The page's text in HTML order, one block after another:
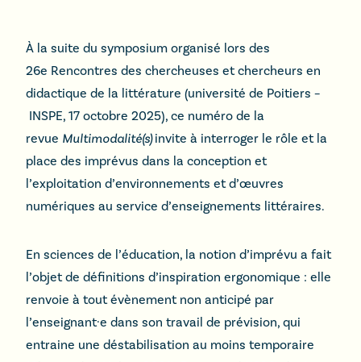
À la suite du symposium organisé lors des
26e Rencontres des chercheuses et chercheurs en
didactique de la littérature (université de Poitiers –
INSPE, 17 octobre 2025), ce numéro de la
revue Multimodalité(s)invite à interroger le rôle et la
place des imprévus dans la conception et
l’exploitation d’environnements et d’œuvres
numériques au service d’enseignements littéraires.
En sciences de l’éducation, la notion d’imprévu a fait
l’objet de définitions d’inspiration ergonomique : elle
renvoie à tout évènement non anticipé par
l’enseignant·e dans son travail de prévision, qui
entraine une déstabilisation au moins temporaire